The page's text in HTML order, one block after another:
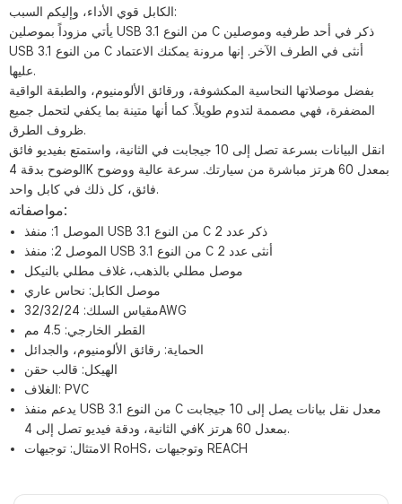
الكابل قوي الأداء، وإليكم السبب:
يأتي مزوداً بموصلين USB 3.1 من النوع C ذكر في أحد طرفيه وموصلين
USB 3.1 من النوع C أنثى في الطرف الآخر. إنها مرونة يمكنك الاعتماد
عليها.
بفضل موصلاتها النحاسية المكشوفة، ورقائق الألومنيوم، والطبقة الواقية
المضفرة، فهي مصممة لتدوم طويلاً. كما أنها متينة بما يكفي لتحمل جميع
ظروف الطرق.
انقل البيانات بسرعة تصل إلى 10 جيجابت في الثانية، واستمتع بفيديو فائق
الوضوح بدقة 4K بمعدل 60 هرتز مباشرة من سيارتك. سرعة عالية ووضوح
فائق، كل ذلك في كابل واحد.
مواصفاته:
الموصل 1: منفذ USB 3.1 من النوع C ذكر عدد 2
الموصل 2: ​​منفذ USB 3.1 من النوع C أنثى عدد 2
موصل مطلي بالذهب، غلاف مطلي بالنيكل
موصل الكابل: نحاس عاري
مقياس السلك: 32/32/24AWG
القطر الخارجي: 4.5 مم
الحماية: رقائق الألومنيوم، والجدائل
الهيكل: قالب حقن
الغلاف: PVC
يدعم منفذ USB 3.1 من النوع C معدل نقل بيانات يصل إلى 10 جيجابت
في الثانية، ودقة فيديو تصل إلى 4K بمعدل 60 هرتز.
الامتثال: توجيهات RoHS، وتوجيهات REACH